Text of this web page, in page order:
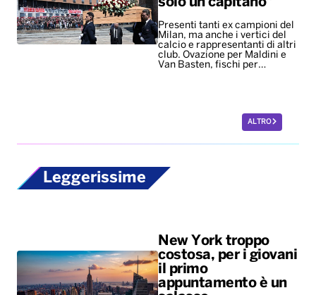
Presenti tanti ex campioni del
Milan, ma anche i vertici del
calcio e rappresentanti di altri
club. Ovazione per Maldini e
Van Basten, fischi per…
ALTRO
Leggerissime
New York troppo
costosa, per i giovani
il primo
appuntamento è un